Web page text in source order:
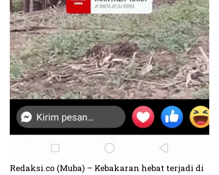
Redaksi.co (Muba) – Kebakaran hebat terjadi di